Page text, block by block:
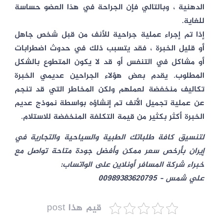
الدهنية ، وبالتالي فإن الجراحة في هذا العضو حساسة
للغاية.
إذا تم إجراء عملية جراحية للأنف من قبل شخص جاهل
أو قليل الخبرة ، فقد يتسبب ذلك في حدوث اضطرابات
أو مشاكل في التنفس أو قد لا يكون المتطوع بالشكل
المطلوب. يقدم بعض هؤلاء الجراحين عديمي الخبرة
تكاليف منخفضة لعملهم ولكن المخاطر التي قد تنجم
عن عملية تجميل الأنف تم إنشاؤه بواسطة نموذج عديم
الخبرة أكثر بكثير من قيمة التكلفة المنخفضة للاستلام.
لتنسیق كافة طلباتك الطبية والسياحية والتجارية في
إيران بأرخص سعر ممكن وأفضل جودة متاحة تواصل مع
خبراء شركة المسافر أونلاين على الواتساب:
علي شمس – 00989383620795
قيم هذا post